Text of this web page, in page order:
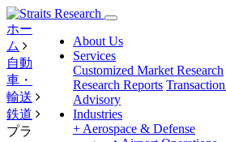
About Us
Services
Customized Market Research
Research Reports
Advisory
Industries
+ Aerospace & Defense
ホー
ム
自動
車・
輸送
鉄道
プラ